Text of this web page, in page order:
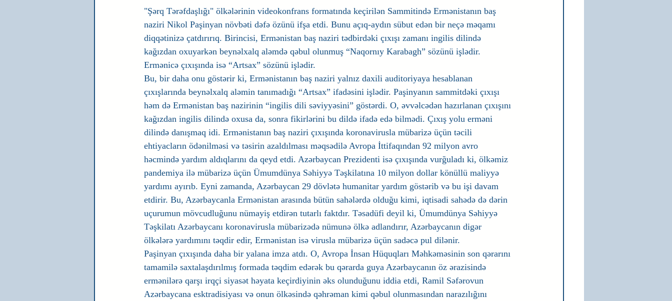
"Şərq Tərəfdaşlığı" ölkələrinin videokonfrans formatında keçirilən Sammitində Ermənistanın baş
naziri Nikol Paşinyan növbəti dəfə özünü ifşa etdi. Bunu açıq-aydın sübut edən bir neçə məqamı
diqqətinizə çatdırırıq. Birincisi, Ermənistan baş naziri tədbirdəki çıxışı zamanı ingilis dilində
kağızdan oxuyarkən beynəlxalq aləmdə qəbul olunmuş “Naqornıy Karabagh” sözünü işlədir.
Ermənicə çıxışında isə “Artsax” sözünü işlədir.
Bu, bir daha onu göstərir ki, Ermənistanın baş naziri yalnız daxili auditoriyaya hesablanan
çıxışlarında beynəlxalq aləmin tanımadığı “Artsax” ifadəsini işlədir. Paşinyanın sammitdəki çıxışı
həm də Ermənistan baş nazirinin “ingilis dili səviyyəsini” göstərdi. O, əvvəlcədən hazırlanan çıxışını
kağızdan ingilis dilində oxusa da, sonra fikirlərini bu dildə ifadə edə bilmədi. Çıxış yolu erməni
dilində danışmaq idi. Ermənistanın baş naziri çıxışında koronavirusla mübarizə üçün təcili
ehtiyacların ödənilməsi və təsirin azaldılması məqsədilə Avropa İttifaqından 92 milyon avro
həcmində yardım aldıqlarını da qeyd etdi. Azərbaycan Prezidenti isə çıxışında vurğuladı ki, ölkəmiz
pandemiya ilə mübarizə üçün Ümumdünya Səhiyyə Təşkilatına 10 milyon dollar könüllü maliyyə
yardımı ayırıb. Eyni zamanda, Azərbaycan 29 dövlətə humanitar yardım göstərib və bu işi davam
etdirir. Bu, Azərbaycanla Ermənistan arasında bütün sahələrdə olduğu kimi, iqtisadi sahədə də dərin
uçurumun mövcudluğunu nümayiş etdirən tutarlı faktdır. Təsadüfi deyil ki, Ümumdünya Səhiyyə
Təşkilatı Azərbaycanı koronavirusla mübarizədə nümunə ölkə adlandırır, Azərbaycanın digər
ölkələrə yardımını təqdir edir, Ermənistan isə virusla mübarizə üçün sadəcə pul dilənir.
Paşinyan çıxışında daha bir yalana imza atdı. O, Avropa İnsan Hüquqları Məhkəməsinin son qərarını
tamamilə saxtalaşdırılmış formada təqdim edərək bu qərarda guya Azərbaycanın öz ərazisində
ermənilərə qarşı irqçi siyasət həyata keçirdiyinin əks olunduğunu iddia etdi, Ramil Səfərovun
Azərbaycana esktradisiyası və onun ölkəsində qəhrəman kimi qəbul olunmasından narazılığını